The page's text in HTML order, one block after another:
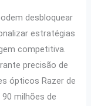
desbloquear
estratégias
competitiva.
precisão de
ópticos Razer de
milhões de